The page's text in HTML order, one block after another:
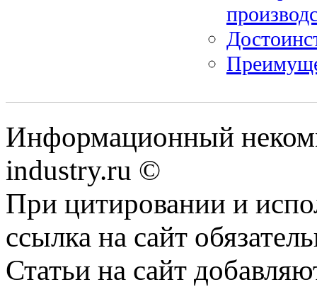
Информационный
industry.ru ©
При цитировании и
ссылка на сайт
Статьи на сайт